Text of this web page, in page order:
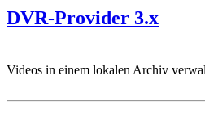
DVR-Provider 3.x
Videos in einem lokalen Archiv